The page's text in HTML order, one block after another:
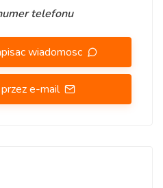
telefonu
wiadomosc
e-mail